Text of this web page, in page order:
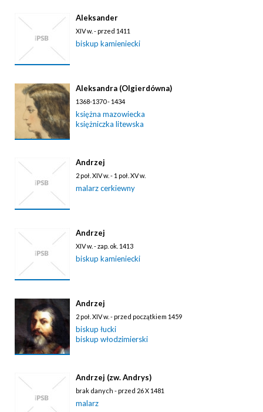
Aleksander
XIV w. - przed 1411
biskup kamieniecki
Aleksandra (Olgierdówna)
1368-1370 - 1434
księżna mazowiecka
księżniczka litewska
Andrzej
2 poł. XIV w. - 1 poł. XV w.
malarz cerkiewny
Andrzej
XIV w. - zap. ok. 1413
biskup kamieniecki
Andrzej
2 poł. XIV w. - przed początkiem 1459
biskup łucki
biskup włodzimierski
Andrzej (zw. Andrys)
brak danych - przed 26 X 1481
malarz